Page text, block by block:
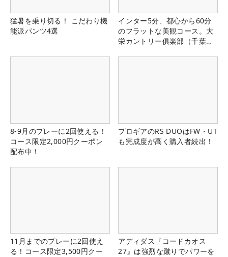
猛暑を乗り切る！ こだわり機
能派パンツ4選
インター5分、都心から60分
のフラットな美観コース。大
栄カントリー俱楽部（千葉
8-9月のプレーに2回使える！
コース限定2,000円クーポン
配布中！
プロギアのRS DUOはFW・UT
も完成度が高く購入者続出！
11月までのプレーに2回使え
る！コース限定3,500円クー
アディダス『コードカオス
27』は強烈な蹴りでパワーを